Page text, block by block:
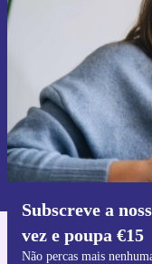
Subscreve a
vez e poupa €15
Não percas mais
Não
Informações sobre o
nossaPolítica de
Faz